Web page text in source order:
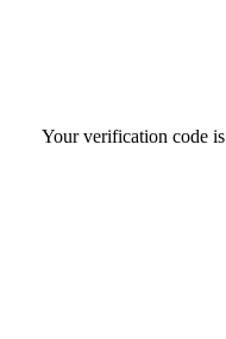
Your verification code is